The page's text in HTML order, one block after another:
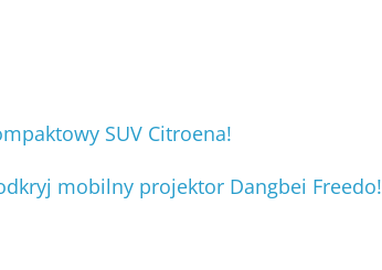
SUV Citroena!
mobilny projektor Dangbei Freedo!